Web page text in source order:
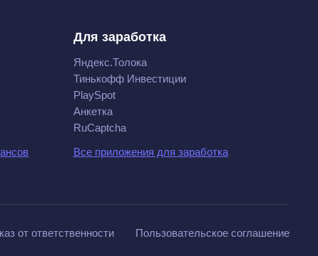
Для заработка
Яндекс.Толока
Тинькофф Инвестиции
PlaySpot
Анкетка
RuCaptcha
Все приложения для заработка
от ответственности Пользовательское соглашение